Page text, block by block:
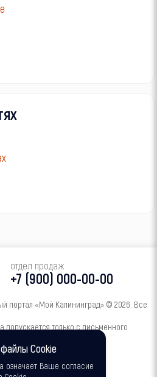
отдел продаж
+7 (900) 000-00-00
портал «Мой Калининград» © 2026. Все
допускается только с письменного
Cookie
означает Ваше согласие